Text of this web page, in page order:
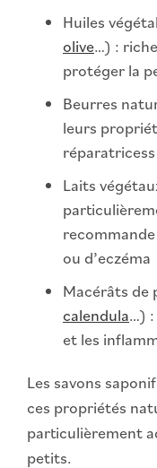
Huiles
olive…) :
protéger la
Beurres
leurs
réparatricess
Laits
ou d’eczéma
Macérâts de
calendula…) :
et les
Les savons
ces propriétés
particulièrement
petits.